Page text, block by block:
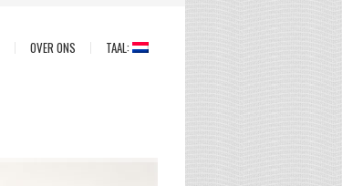
OVER ONS TAAL: